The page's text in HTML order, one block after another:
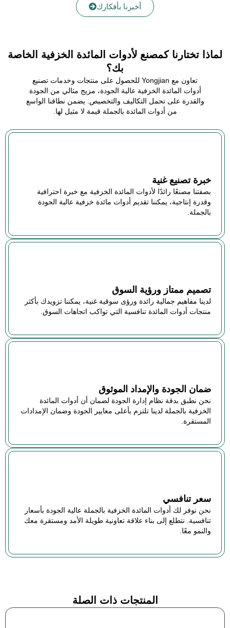
أخبرنا بأفكارك
لماذا تختارنا كمصنع لأدوات المائدة الخزفية الخاصة
بك؟
تعاون مع Yongjian للحصول على منتجات وخدمات تصنيع
أدوات المائدة الخزفية عالية الجودة، مزيج مثالي من الجودة
والقدرة على تحمل التكاليف والتخصيص. يضمن نطاقنا الواسع
من أدوات المائدة بالجملة قيمة لا مثيل لها.
خبرة تصنيع غنية
بصفتنا مصنعًا رائدًا لأدوات المائدة الخزفية مع خبرة احترافية
وقدرة إنتاجية، يمكننا تقديم أدوات مائدة خزفية عالية الجودة
بالجملة.
تصميم ممتاز ورؤية السوق
لدينا مفاهيم جمالية رائدة ورؤى سوقية غنية، يمكننا تزويدك بأكثر
منتجات أدوات المائدة تنافسية التي تواكب اتجاهات السوق.
ضمان الجودة والإمداد الموثوق
نحن نطبق بدقة نظام إدارة الجودة لضمان أن أدوات المائدة
الخزفية بالجملة لدينا تلتزم بأعلى معايير الجودة وضمان الإمدادات
المستقرة.
سعر تنافسي
نحن نوفر لك أدوات المائدة الخزفية بالجملة عالية الجودة بأسعار
تنافسية. نتطلع إلى بناء علاقة تعاونية طويلة الأمد ومستقرة معك
والنمو معًا.
المنتجات ذات الصلة